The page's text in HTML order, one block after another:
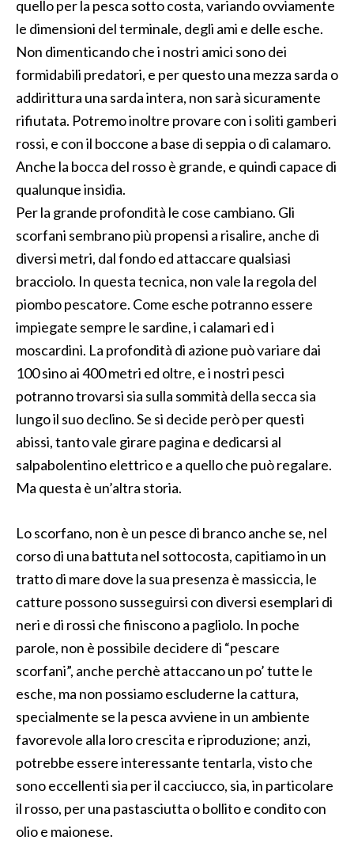
quello per la pesca sotto costa, variando ovviamente
le dimensioni del terminale, degli ami e delle esche.
Non dimenticando che i nostri amici sono dei
formidabili predatori, e per questo una mezza sarda o
addirittura una sarda intera, non sarà sicuramente
rifiutata. Potremo inoltre provare con i soliti gamberi
rossi, e con il boccone a base di seppia o di calamaro.
Anche la bocca del rosso è grande, e quindi capace di
qualunque insidia.
Per la grande profondità le cose cambiano. Gli
scorfani sembrano più propensi a risalire, anche di
diversi metri, dal fondo ed attaccare qualsiasi
bracciolo. In questa tecnica, non vale la regola del
piombo pescatore. Come esche potranno essere
impiegate sempre le sardine, i calamari ed i
moscardini. La profondità di azione può variare dai
100 sino ai 400 metri ed oltre, e i nostri pesci
potranno trovarsi sia sulla sommità della secca sia
lungo il suo declino. Se si decide però per questi
abissi, tanto vale girare pagina e dedicarsi al
salpabolentino elettrico e a quello che può regalare.
Ma questa è un’altra storia.
Lo scorfano, non è un pesce di branco anche se, nel
corso di una battuta nel sottocosta, capitiamo in un
tratto di mare dove la sua presenza è massiccia, le
catture possono susseguirsi con diversi esemplari di
neri e di rossi che finiscono a pagliolo. In poche
parole, non è possibile decidere di “pescare
scorfani”, anche perchè attaccano un po’ tutte le
esche, ma non possiamo escluderne la cattura,
specialmente se la pesca avviene in un ambiente
favorevole alla loro crescita e riproduzione; anzi,
potrebbe essere interessante tentarla, visto che
sono eccellenti sia per il cacciucco, sia, in particolare
il rosso, per una pastasciutta o bollito e condito con
olio e maionese.